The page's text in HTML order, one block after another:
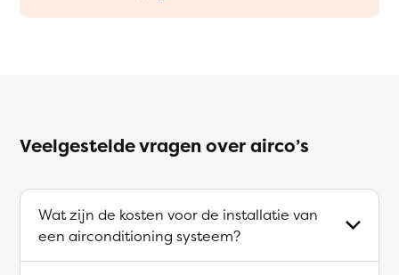
Veelgestelde vragen over airco’s
Wat zijn de kosten voor de installatie van
een airconditioning systeem?